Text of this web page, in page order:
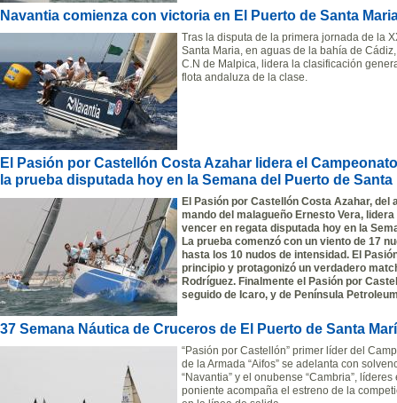
Navantia comienza con victoria en El Puerto de Santa
Tras la disputa de la primera jornada de la
Santa Maria, en aguas de la bahía de
C.N de Malpica, lidera la clasificación
flota andaluza de la clase.
El Pasión por Castellón Costa Azahar lidera el
la prueba disputada hoy en la Semana del Puerto de Santa
El Pasión por Castellón Costa Azahar,
mando del malagueño Ernesto Vera,
vencer en regata disputada hoy en la
La prueba comenzó con un viento de 17
hasta los 10 nudos de intensidad. El
principio y protagonizó un verdadero
Rodríguez. Finalmente el Pasión por
seguido de Icaro, y de Península
37 Semana Náutica de Cruceros de El Puerto de Santa
“Pasión por Castellón” primer líder del
de la Armada “Aifos” se adelanta con
“Navantia” y el onubense “Cambria”,
poniente acompaña el estreno de la